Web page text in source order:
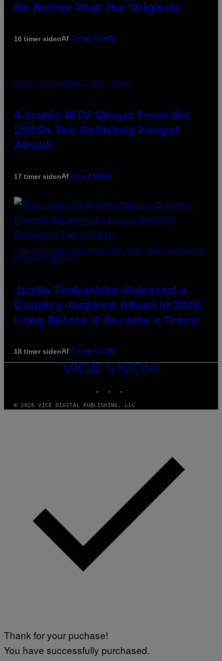
Be Better Than the Originals
16 timer sidenAf Caleb Catlin
PHOTO: PETER KRAMER / GETTY IMAGES
4 Iconic MTV Shows From the
2000s You Definitely Forgot
About
17 timer sidenAf Haley Miller
(PHOTO BY CHRISTOPHER POLK/NBCU PHOTO BANK/NBCUNIVERSAL
VIA GETTY IMAGES)
Justin Timberlake Released a
Country-Inspired Album in 2018
Long Before It Became a Trend
18 timer sidenAf Caleb Catlin
VICE
© 2026 VICE DIGITAL PUBLISHING, LLC
Thank for your puchase!
You have successfully purchased.